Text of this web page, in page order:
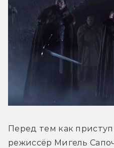
Перед тем как
режиссёр Мигель